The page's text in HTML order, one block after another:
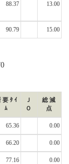
88.37 13.00
90.79 15.00
要ﾀｲ
ﾑ
Ｊ
Ｏ
総減
点
65.36 0.00
66.20 0.00
77.16 0.00